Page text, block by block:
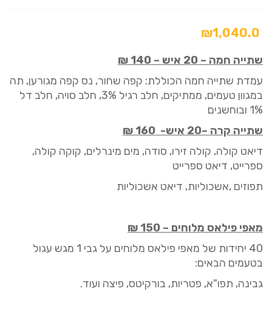
₪1,040.0
שתייה חמה –
–
140 ₪
עמדת שתייה חמה הכוללת: קפה שחור, נס קפה מגורען, תה
במגוון טעמים, ממתיקים, חלב רגיל 3%, חלב סויה , חלב דל
1% ובוחשנים
שתייה קרה –20 איש-
160 ₪
דיאט קולה, קולה זירו, סודה, מים מינרלים, קוקה קולה,
ספרייט, דיאט ספרייט
תפוזים ,אשכוליות, דיאט אשכוליות
מאפי פילאס מלוחים –
150
₪
40 יחידות של מאפי פילאס מלוחים על גבי 1
מגש עגול
בטעמים הבאים:
גבינה, תפו"א, פטריות, בורקיטס, פיצה ועוד.